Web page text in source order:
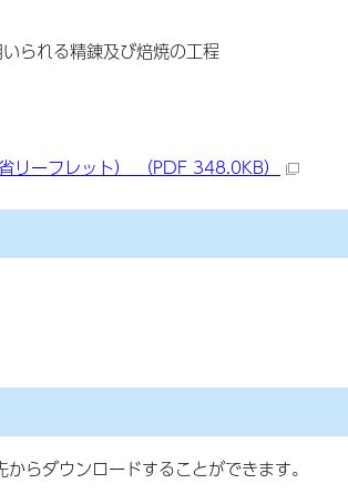
られる精錬及び焙焼の工程
リーフレット） （PDF 348.0KB）
らダウンロードすることができます。